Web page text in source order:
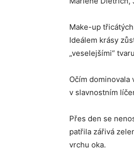
Make-up
Ideálem krásy
„veselejšími“
Očím dominovala
v slavnostním
Přes den se
patřila zářivá
vrchu oka.